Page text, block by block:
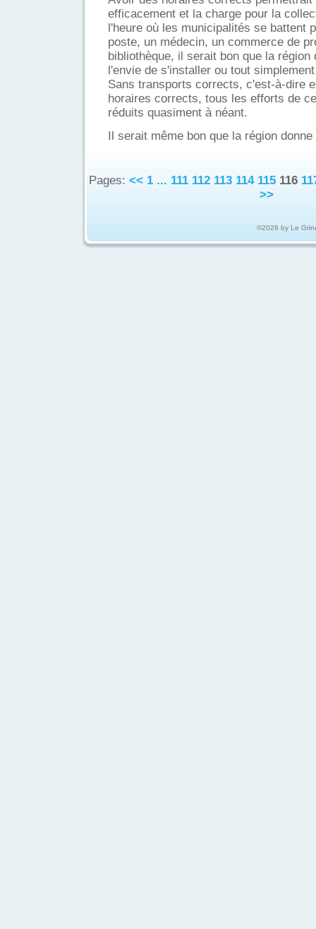
efficacement et la charge pour la
l'heure où les municipalités se battent
poste, un médecin, un commerce de
bibliothèque, il serait bon que la région
l'envie de s'installer ou tout
Sans transports corrects, c'est-à-dire
horaires corrects, tous les efforts de
réduits quasiment à néant.
Il serait même bon que la région
Pages: << 1 ... 111 112 113 114 115 116
>>
©2026 by Le